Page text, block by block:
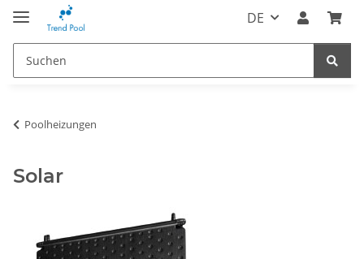
DE
Poolheizungen
Solar